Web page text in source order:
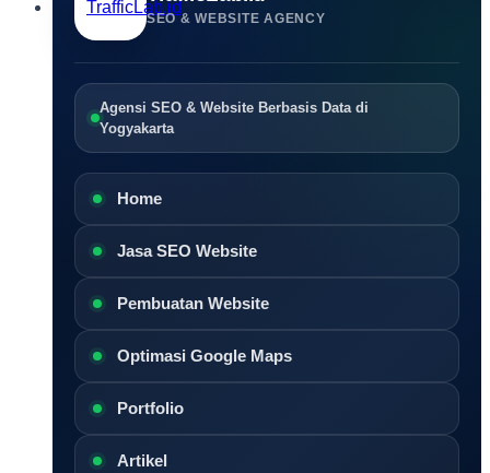
SEO & WEBSITE AGENCY
Agensi SEO & Website Berbasis Data di
Yogyakarta
Home
Jasa SEO Website
Pembuatan Website
Optimasi Google Maps
Portfolio
Artikel